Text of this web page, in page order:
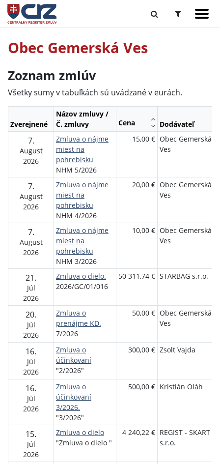
Obec Gemerská Ves
Zoznam zmlúv
Všetky sumy v tabuľkách sú uvádzané v eurách.
Zverejnené
Názov zmluvy /
Č. zmluvy
Cena Dodávateľ
7.
August
2026
Zmluva o nájme
miest na
pohrebisku
NHM 5/2026
15,00 € Obec Gemerská
Ves
7.
August
2026
Zmluva o nájme
miest na
pohrebisku
NHM 4/2026
20,00 € Obec Gemerská
Ves
7.
August
2026
Zmluva o nájme
miest na
pohrebisku
NHM 3/2026
10,00 € Obec Gemerská
Ves
21.
Júl
2026
Zmluva o dielo.
2026/GC/01/016
50 311,74 € STARBAG s.r.o.
20.
Júl
2026
Zmluva o
prenájme KD.
7/2026
50,00 € Obec Gemerská
Ves
16.
Júl
2026
Zmluva o
účinkovaní
"2/2026"
300,00 € Zsolt Vajda
16.
Júl
2026
Zmluva o
účinkovaní
3/2026.
"3/2026"
500,00 € Kristián Oláh
15.
Júl
2026
Zmluva o dielo
"Zmluva o dielo "
4 240,22 € REGIST - SKART
s.r.o.